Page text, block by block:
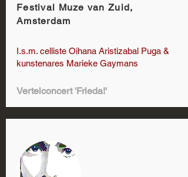
Festival Muze van Zuid,
Amsterdam
I.s.m. celliste Oihana Aristizabal Puga &
kunstenares Marieke Gaymans
Vertelconcert 'Frieda!'